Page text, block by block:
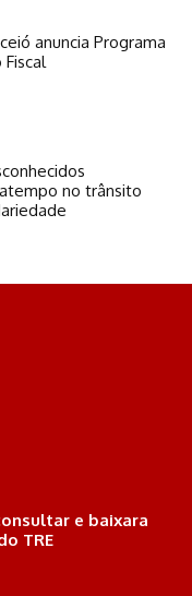
anuncia Programa
Fiscal
no trânsito
e baixara
TRE